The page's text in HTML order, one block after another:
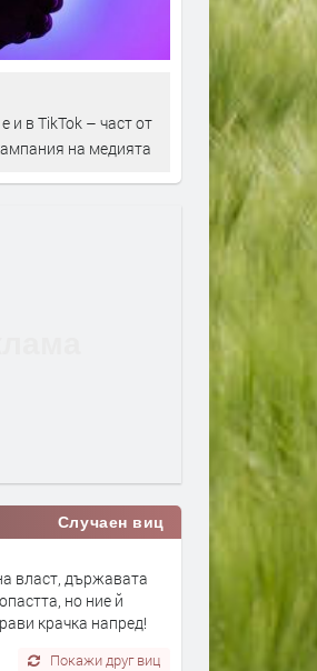
и в TikTok – част от
на медията
Случаен виц
власт, държавата
но ние й
крачка напред!
Покажи друг виц